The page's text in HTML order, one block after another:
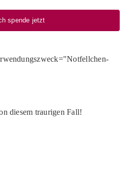
spende jetzt
diesem traurigen Fall!